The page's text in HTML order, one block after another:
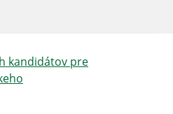
kandidátov pre